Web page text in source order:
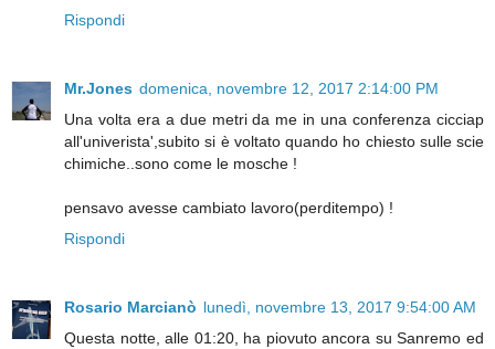
Rispondi
Mr.Jones domenica, novembre 12, 2017 2:14:00 PM
Una volta era a due metri da me in una conferenza cicciap
all'univerista',subito si è voltato quando ho chiesto sulle scie
chimiche..sono come le mosche !
pensavo avesse cambiato lavoro(perditempo) !
Rispondi
Rosario Marcianò lunedì, novembre 13, 2017 9:54:00 AM
Questa notte, alle 01:20, ha piovuto ancora su Sanremo ed